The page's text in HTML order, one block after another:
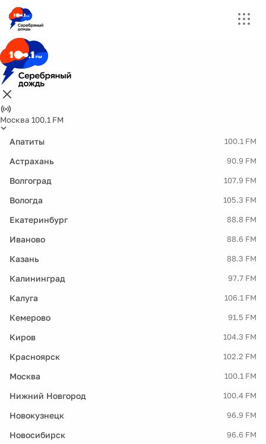
Москва 100.1 FM
Апатиты 100.1 FM
Астрахань 90.9 FM
Волгоград 107.9 FM
Вологда 105.3 FM
Екатеринбург 88.8 FM
Иваново 88.6 FM
Казань 88.3 FM
Калининград 97.7 FM
Калуга 106.1 FM
Кемерово 91.5 FM
Киров 104.3 FM
Красноярск 102.2 FM
Москва 100.1 FM
Нижний Новгород 100.4 FM
Новокузнецк 96.9 FM
Новосибирск 96.6 FM